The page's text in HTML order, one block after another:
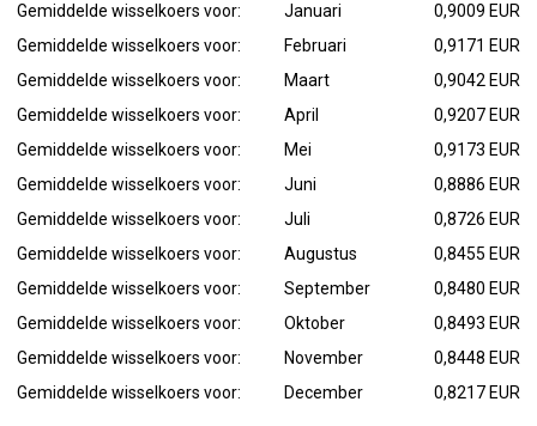
Gemiddelde wisselkoers voor:
Januari
0,9009 EUR
Gemiddelde wisselkoers voor:
Februari
0,9171 EUR
Gemiddelde wisselkoers voor:
Maart
0,9042 EUR
Gemiddelde wisselkoers voor:
April
0,9207 EUR
Gemiddelde wisselkoers voor:
Mei
0,9173 EUR
Gemiddelde wisselkoers voor:
Juni
0,8886 EUR
Gemiddelde wisselkoers voor:
Juli
0,8726 EUR
Gemiddelde wisselkoers voor:
Augustus
0,8455 EUR
Gemiddelde wisselkoers voor:
September
0,8480 EUR
Gemiddelde wisselkoers voor:
Oktober
0,8493 EUR
Gemiddelde wisselkoers voor:
November
0,8448 EUR
Gemiddelde wisselkoers voor:
December 0,8217 EUR